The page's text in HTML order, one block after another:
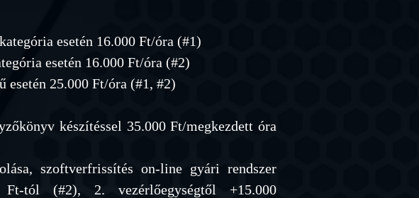
esetén 16.000 Ft/óra (#1)
esetén 16.000 Ft/óra (#2)
25.000 Ft/óra (#1, #2)
készítéssel 35.000Ft/megkezdett óra
szoftverfrissítés on-line gyári rendszer
Ft-tól (#2), 2. vezérlőegységtől +15.000